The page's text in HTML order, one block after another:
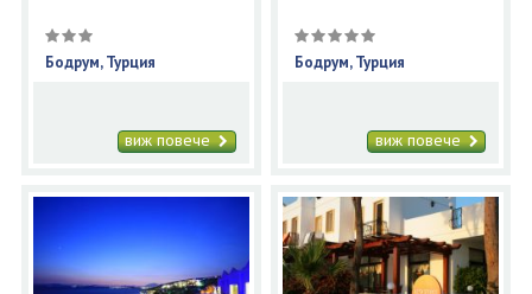
Бодрум, Турция
виж повече
Бодрум, Турция
виж повече